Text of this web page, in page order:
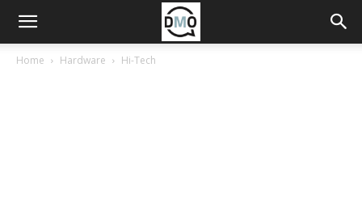
Home Hardware Hi-Tech